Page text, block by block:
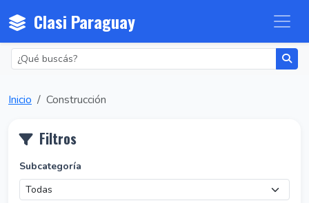
Clasi Paraguay
Inicio Construcción
Filtros
Subcategoría